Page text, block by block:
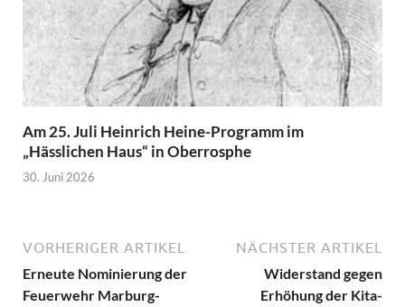
Am 25. Juli Heinrich Heine-Programm im
„Hässlichen Haus“ in Oberrosphe
30. Juni 2026
VORHERIGER ARTIKEL
Erneute Nominierung der
Feuerwehr Marburg-
NÄCHSTER ARTIKEL
Widerstand gegen
Erhöhung der Kita-